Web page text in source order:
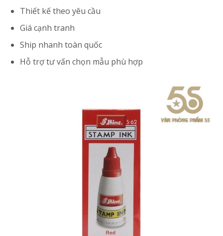
Thiết kế theo yêu cầu
Giá cạnh tranh
Ship nhanh toàn quốc
Hỗ trợ tư vấn chọn mẫu phù hợp